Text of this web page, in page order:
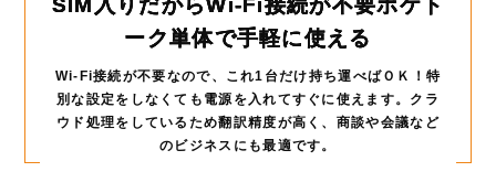
ーク単体で手軽に使える
Wi-Fi接続が不要なので、これ1台だけ持ち運べばＯＫ！特
別な設定をしなくても電源を入れてすぐに使えます。 クラ
ウド処理をしているため翻訳精度が高く、商談や会議など
のビジネスにも最適です。